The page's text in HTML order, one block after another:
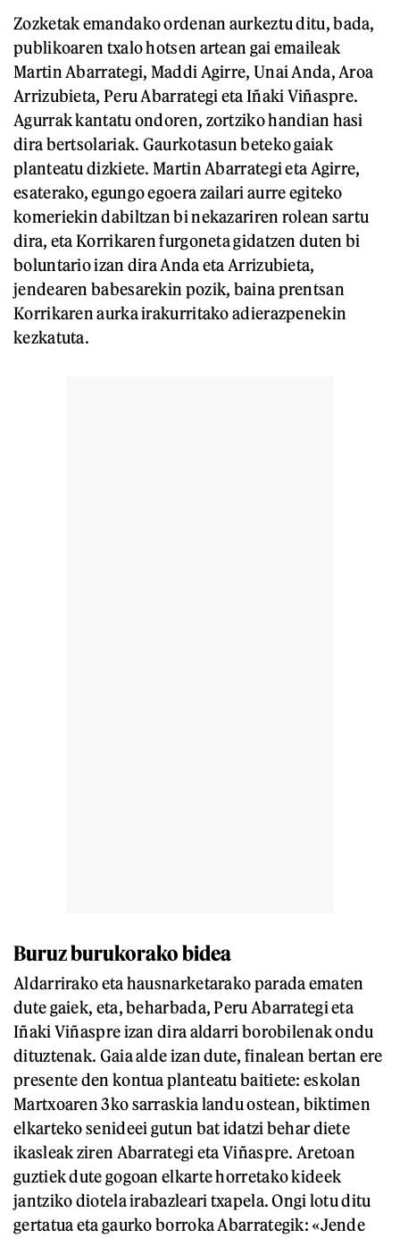
Zozketak emandako ordenan aurkeztu ditu, bada,
publikoaren txalo hotsen artean gai emaileak
Martin Abarrategi, Maddi Agirre, Unai Anda, Aroa
Arrizubieta, Peru Abarrategi eta Iñaki Viñaspre.
Agurrak kantatu ondoren, zortziko handian hasi
dira bertsolariak. Gaurkotasun beteko gaiak
planteatu dizkiete. Martin Abarrategi eta Agirre,
esaterako, egungo egoera zailari aurre egiteko
komeriekin dabiltzan bi nekazariren rolean sartu
dira, eta Korrikaren furgoneta gidatzen duten bi
boluntario izan dira Anda eta Arrizubieta,
jendearen babesarekin pozik, baina prentsan
Korrikaren aurka irakurritako adierazpenekin
kezkatuta.
Buruz burukorako bidea
Aldarrirako eta hausnarketarako parada ematen
dute gaiek, eta, beharbada, Peru Abarrategi eta
Iñaki Viñaspre izan dira aldarri borobilenak ondu
dituztenak. Gaia alde izan dute, finalean bertan ere
presente den kontua planteatu baitiete: eskolan
Martxoaren 3ko sarraskia landu ostean, biktimen
elkarteko senideei gutun bat idatzi behar diete
ikasleak ziren Abarrategi eta Viñaspre. Aretoan
guztiek dute gogoan elkarte horretako kideek
jantziko diotela irabazleari txapela. Ongi lotu ditu
gertatua eta gaurko borroka Abarrategik: «Jende